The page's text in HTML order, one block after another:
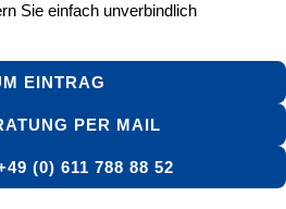
Sie einfach unverbindlich
EINTRAG
PER MAIL
(0) 611 788 88 52